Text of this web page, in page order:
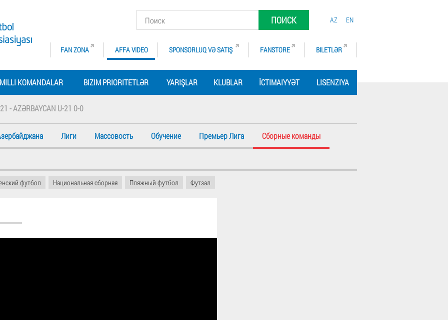
AZ EN
ПОИСК
FAN ZONA AFFA VIDEO SPONSORLUQ VƏ SATIŞ FANSTORE BILETLƏR
KOMANDALAR BIZIM PRIORITETLƏR YARIŞLAR KLUBLAR İCTIMAIYYƏT LISENZIYA
- AZƏRBAYCAN U-21 0-0
Лиги Массовость Обучение Премьер Лига Сборные команды
футбол Национальная сборная Пляжный футбол Футзал